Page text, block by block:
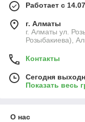
Работает с
г. Алматы
г. Алматы ул.
Розыбакиева),
Контакты
Сегодня
Показать весь
О нас